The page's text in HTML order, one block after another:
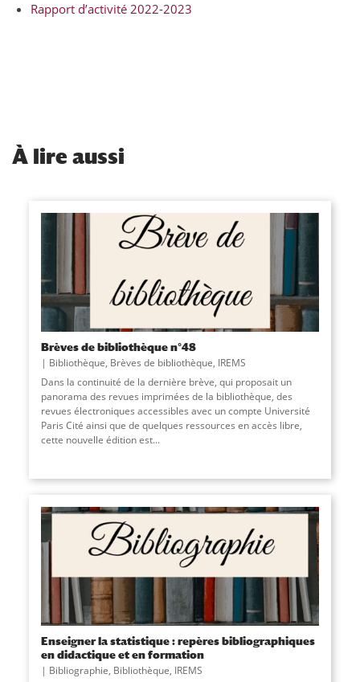
Rapport d’activité 2022-2023
À lire aussi
Brèves de bibliothèque n°48
Bibliothèque, Brèves de bibliothèque, IREMS
Dans la continuité de la dernière brève, qui proposait un
panorama des revues imprimées de la bibliothèque, des
revues électroniques accessibles avec un compte Université
Paris Cité ainsi que de quelques ressources en accès libre,
cette nouvelle édition est...
Enseigner la statistique : repères bibliographiques
en didactique et en formation
Bibliographie, Bibliothèque, IREMS